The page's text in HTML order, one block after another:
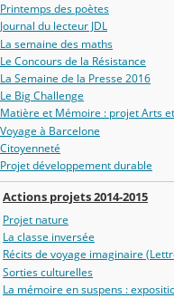
Printemps des poètes
Journal du lecteur JDL
La semaine des maths
Le Concours de la Résistance
La Semaine de la Presse 2016
Le Big Challenge
Matière et Mémoire : projet Arts
Voyage à Barcelone
Citoyenneté
Projet développement durable
Actions projets 2014-2015
Projet nature
La classe inversée
Récits de voyage imaginaire
Sorties culturelles
La mémoire en suspens :